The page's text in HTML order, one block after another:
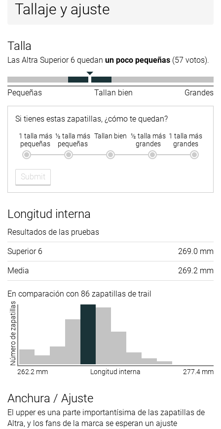
Tallaje y ajuste
Talla
Las Altra Superior 6 quedan un poco pequeñas (57 votos).
Pequeñas Tallan bien Grandes
Si tienes estas zapatillas, ¿cómo te quedan?
1 talla más
pequeñas
½ talla más
pequeñas
Tallan bien ½ talla más
grandes
1 talla más
grandes
Submit
Longitud interna
Resultados de las pruebas
Superior 6 269.0 mm
Media 269.2 mm
En comparación con 86 zapatillas de trail
Número de zapatillas
262.2 mm Longitud interna 277.4 mm
Anchura / Ajuste
El upper es una parte importantísima de las zapatillas de
Altra, y los fans de la marca se esperan un ajuste